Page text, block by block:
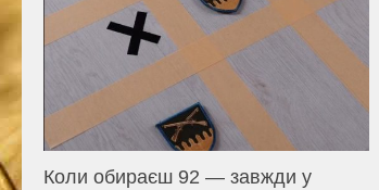
Коли обираєш 92 — завжди у